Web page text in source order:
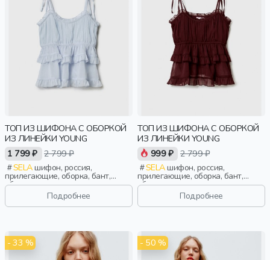
ТОП ИЗ ШИФОНА С ОБОРКОЙ
ИЗ ЛИНЕЙКИ YOUNG
1 799 ₽ 2 799 ₽
SELAшифон, россия,
прилегающие, оборка, бант,
сборки, девочки,
старшеклассники, дети
Подробнее
ТОП ИЗ ШИФОНА С ОБОРКОЙ
ИЗ ЛИНЕЙКИ YOUNG
999 ₽ 2 799 ₽
SELAшифон, россия,
прилегающие, оборка, бант,
сборки, девочки,
старшеклассники, дети
Подробнее
- 33 % - 50 %